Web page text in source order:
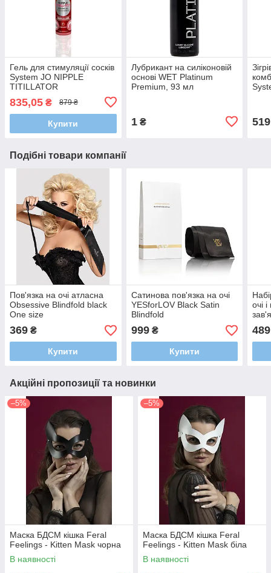
Гель для стимуляції сосків
System JO NIPPLE
TITILLATOR
835,05 ₴ 879 ₴
Купити
Лубрикант на силіконовій
основі WET Platinum
Premium, 93 мл
1₴ 519
Подібні товари компанії
Пов'язка на очі атласна
Obsessive Blindfold black
One size
369 ₴
Купити
Сатинова пов'язка на очі
YESforLOV Black Satin
Blindfold
999₴
Купити
очі
489
Акційні пропозиції та новинки
–5%
Маска БДСМ кішка Feral
Feelings - Kitten Mask чорна
В наявності
–5%
Маска БДСМ кішка Feral
Feelings - Kitten Mask біла
В наявності